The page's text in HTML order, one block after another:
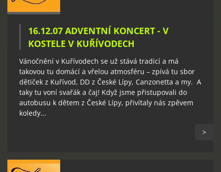
16.12.07 ADVENTNÍ KONCERT - V
KOSTELE V KUŘÍVODECH
Vánočnění v Kuřívodech se už stává tradicí a má
takovou tu domácí a vřelou atmosféru – zpívá tu sbor
dětiček z Kuřívod, DD z České Lípy, Canzonetta a my. A
taky tu voní svařák a čaj! Když jsme přistupovali do
autobusu k dětem z České Lípy, přivítaly nás zpěvem
koledy...
>